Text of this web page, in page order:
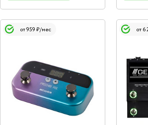
от 959 ₽/мес от 6